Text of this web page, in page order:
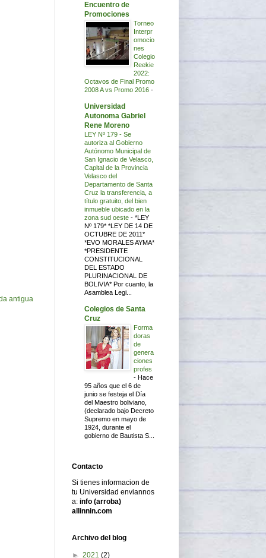
antigua
Encuentro de
Promociones
Torneo
Interpr
omocio
nes
Colegio
Reekie
2022:
Octavos de Final Promo
2008 A vs Promo 2016 -
Universidad
Autonoma Gabriel
Rene Moreno
LEY Nº 179 - Se
autoriza al Gobierno
Autónomo Municipal de
San Ignacio de Velasco,
Capital de la Provincia
Velasco del
Departamento de Santa
Cruz la transferencia, a
título gratuito, del bien
inmueble ubicado en la
zona sud oeste - *LEY
Nº 179* *LEY DE 14 DE
OCTUBRE DE 2011*
*EVO MORALES AYMA*
*PRESIDENTE
CONSTITUCIONAL
DEL ESTADO
PLURINACIONAL DE
BOLIVIA* Por cuanto, la
Asamblea Legi...
Colegios de Santa
Cruz
Forma
doras
de
genera
ciones
profes
- Hace
95 años que el 6 de
junio se festeja el Día
del Maestro boliviano,
(declarado bajo Decreto
Supremo en mayo de
1924, durante el
gobierno de Bautista S...
Contacto
Si tienes informacion de
tu Universidad enviannos
a: info (arroba)
allinnin.com
Archivo del blog
► 2021 (2)